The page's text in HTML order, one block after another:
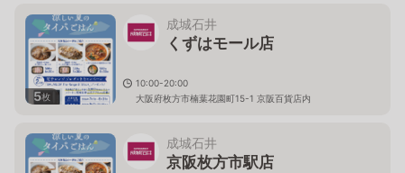
5枚
成城石井
くずはモール店
10:00-20:00
大阪府枚方市楠葉花園町15-1 京阪百貨店内
成城石井
京阪枚方市駅店